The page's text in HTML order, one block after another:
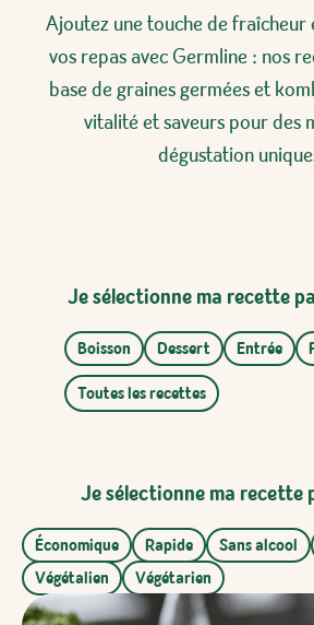
Ajoutez une touche de fraîcheur
vos repas avec Germline : nos
base de graines germées et
vitalité et saveurs pour des
dégustation
Je sélectionne ma recette
Boisson Dessert Entrée
Toutes les recettes
Je sélectionne ma recette
Économique Rapide Sans alcool
Végétalien
Végétarien